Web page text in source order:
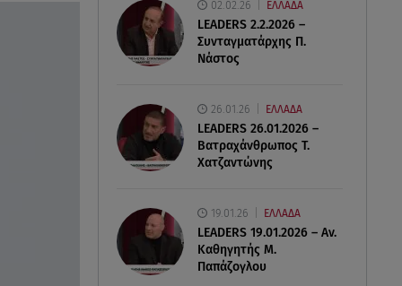
02.02.26 ΕΛΛΑΔΑ
LEADERS 2.2.2026 –
Συνταγματάρχης Π.
Νάστος
26.01.26 ΕΛΛΑΔΑ
LEADERS 26.01.2026 –
Βατραχάνθρωπος Τ.
Χατζαντώνης
19.01.26 ΕΛΛΑΔΑ
LEADERS 19.01.2026 – Αν.
Καθηγητής Μ.
Παπάζογλου